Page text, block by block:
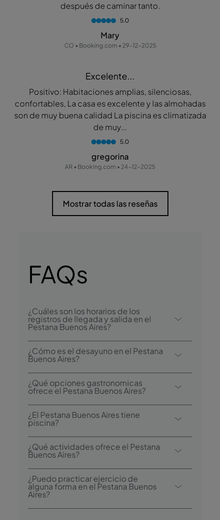
después de caminar tanto.
5.0
Mary
CO • Booking.com • 29-12-2025
Excelente...
Positivo: Habitaciones amplias, silenciosas,
confortables, La casa es excelente y las almohadas
son de muy buena calidad La piscina es climatizada
de muy...
5.0
gregorina
AR • Booking.com • 24-12-2025
Mostrar todas las reseñas
FAQs
¿Cuáles son los horarios de los
registros de llegada y salida en el
Pestana Buenos Aires?
El registro de llegada en el Pestana Buenos
Aires comienza a las 15:00, y el registro de
salida es hasta las 11:00.
¿Cómo es el desayuno en el Pestana
Buenos Aires?
Entre las opciones de desayuno se
encuentra el bufé.
¿Qué opciones gastronomicas
ofrece el Pestana Buenos Aires?
El Pestana Buenos Aires dispone de un
restaurante: Restaurante Il Moro El hotel
también tiene un bar: Tango Bar.
¿El Pestana Buenos Aires tiene
piscina?
Sí, este hotel tiene una piscina interior
climatizada.
¿Qué actividades ofrece el Pestana
Buenos Aires?
El Pestana Buenos Aires ofrece las
siguientes actividades/servicios (puede
aplicarse algún costo adicional):
- Piscina interior climatizada
¿Puedo practicar ejercicio de
alguna forma en el Pestana Buenos
Aires?